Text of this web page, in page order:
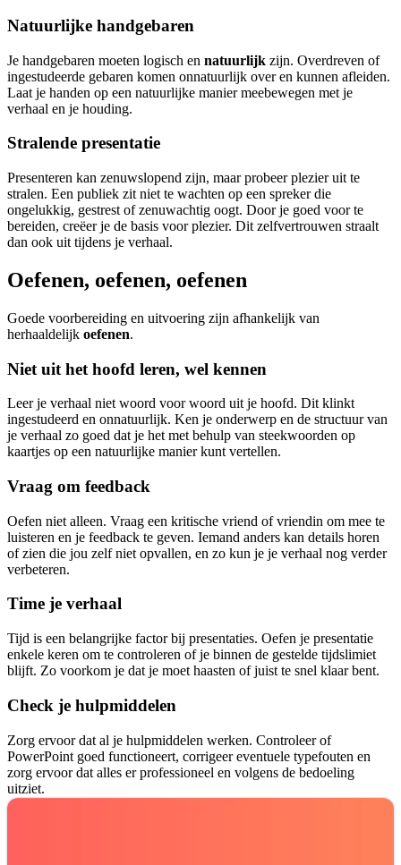
Natuurlijke handgebaren
Je handgebaren moeten logisch en natuurlijk zijn. Overdreven of
ingestudeerde gebaren komen onnatuurlijk over en kunnen afleiden.
Laat je handen op een natuurlijke manier meebewegen met je
verhaal en je houding.
Stralende presentatie
Presenteren kan zenuwslopend zijn, maar probeer plezier uit te
stralen. Een publiek zit niet te wachten op een spreker die
ongelukkig, gestrest of zenuwachtig oogt. Door je goed voor te
bereiden, creëer je de basis voor plezier. Dit zelfvertrouwen straalt
dan ook uit tijdens je verhaal.
Oefenen, oefenen, oefenen
Goede voorbereiding en uitvoering zijn afhankelijk van
herhaaldelijk oefenen.
Niet uit het hoofd leren, wel kennen
Leer je verhaal niet woord voor woord uit je hoofd. Dit klinkt
ingestudeerd en onnatuurlijk. Ken je onderwerp en de structuur van
je verhaal zo goed dat je het met behulp van steekwoorden op
kaartjes op een natuurlijke manier kunt vertellen.
Vraag om feedback
Oefen niet alleen. Vraag een kritische vriend of vriendin om mee te
luisteren en je feedback te geven. Iemand anders kan details horen
of zien die jou zelf niet opvallen, en zo kun je je verhaal nog verder
verbeteren.
Time je verhaal
Tijd is een belangrijke factor bij presentaties. Oefen je presentatie
enkele keren om te controleren of je binnen de gestelde tijdslimiet
blijft. Zo voorkom je dat je moet haasten of juist te snel klaar bent.
Check je hulpmiddelen
Zorg ervoor dat al je hulpmiddelen werken. Controleer of
PowerPoint goed functioneert, corrigeer eventuele typefouten en
zorg ervoor dat alles er professioneel en volgens de bedoeling
uitziet.